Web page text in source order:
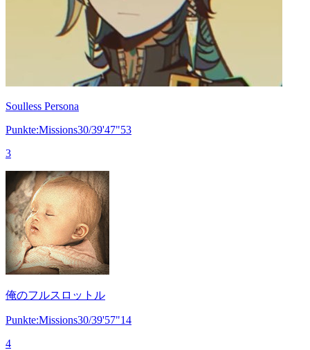
Soulless Persona
Punkte:Missions30/39'47"53
3
俺のフルスロットル
Punkte:Missions30/39'57"14
4